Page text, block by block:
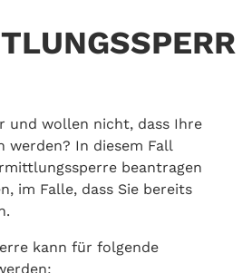
und wollen nicht, dass Ihre
werden? In diesem Fall
beantragen
im Falle, dass Sie bereits
kann für folgende